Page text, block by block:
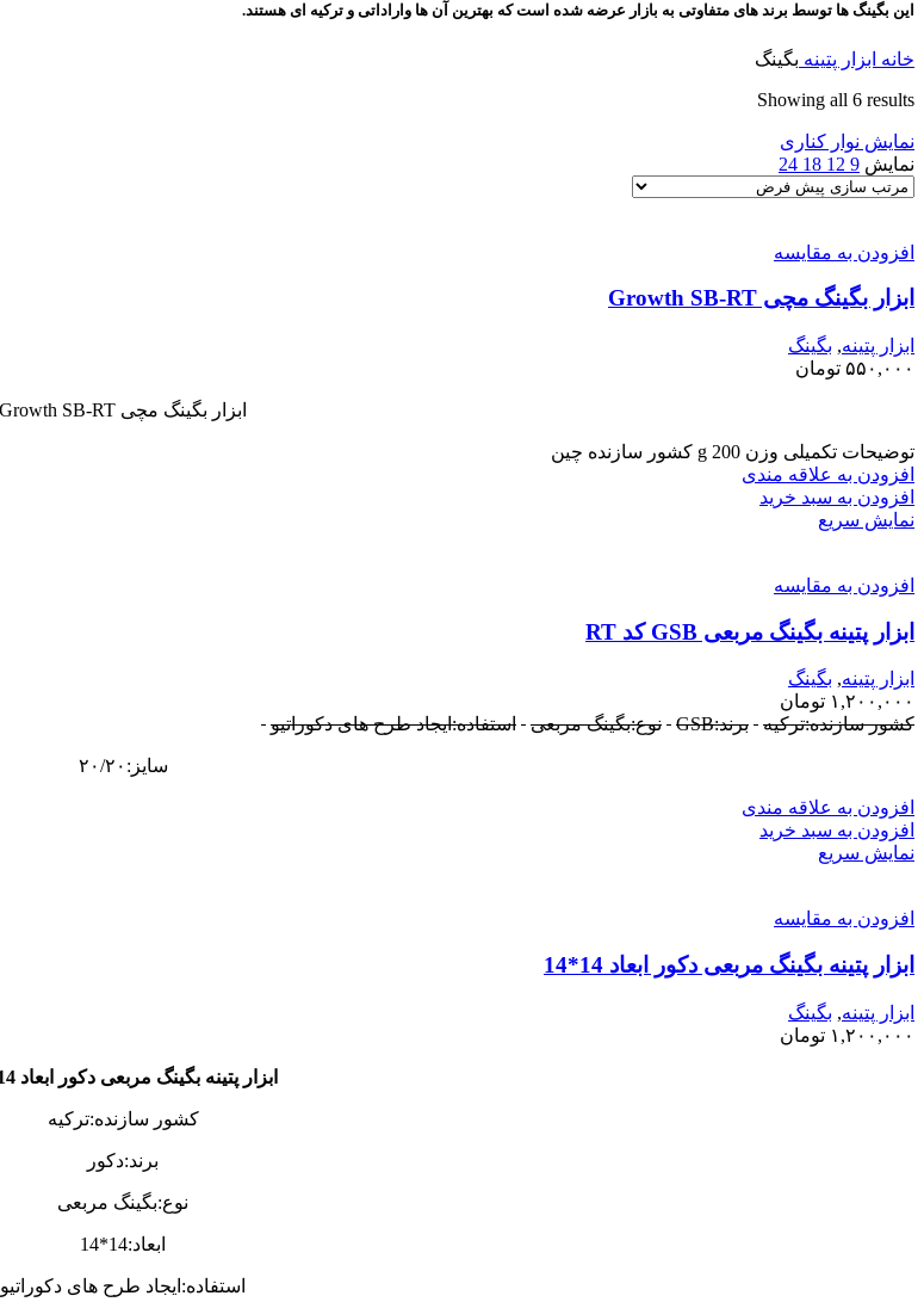
این بگینگ ها توسط برند های متفاوتی به بازار عرضه شده است که بهترین آن ها واراداتی و ترکیه ای هستند.
خانه ابزار پتینه بگینگ
Showing all 6 results
نمایش نوار کناری
نمایش 9
12
18
24
افزودن به مقایسه
ابزار بگینگ مچی Growth SB-RT
ابزار پتینه, بگینگ
۵۵۰,۰۰۰ تومان
ابزار بگینگ مچی Growth SB-RT
توضیحات تکمیلی وزن 200 g کشور سازنده چین
افزودن به علاقه مندی
افزودن به سبد خرید
نمایش سریع
افزودن به مقایسه
ابزار پتینه بگینگ مربعی GSB کد RT
ابزار پتینه, بگینگ
۱,۲۰۰,۰۰۰ تومان
کشور سازنده:ترکیه
برند:GSB نوع:بگینگ مربعی استفاده:ایجاد طرح های دکوراتیو
سایز:۲۰/۲۰
افزودن به علاقه مندی
افزودن به سبد خرید
نمایش سریع
افزودن به مقایسه
ابزار پتینه بگینگ مربعی دکور ابعاد 14*14
ابزار پتینه, بگینگ
۱,۲۰۰,۰۰۰ تومان
ابزار پتینه بگینگ مربعی دکور ابعاد 14*14
کشور سازنده:ترکیه
برند:دکور
نوع:بگینگ مربعی
ابعاد:14*14
استفاده:ایجاد طرح های دکوراتیو